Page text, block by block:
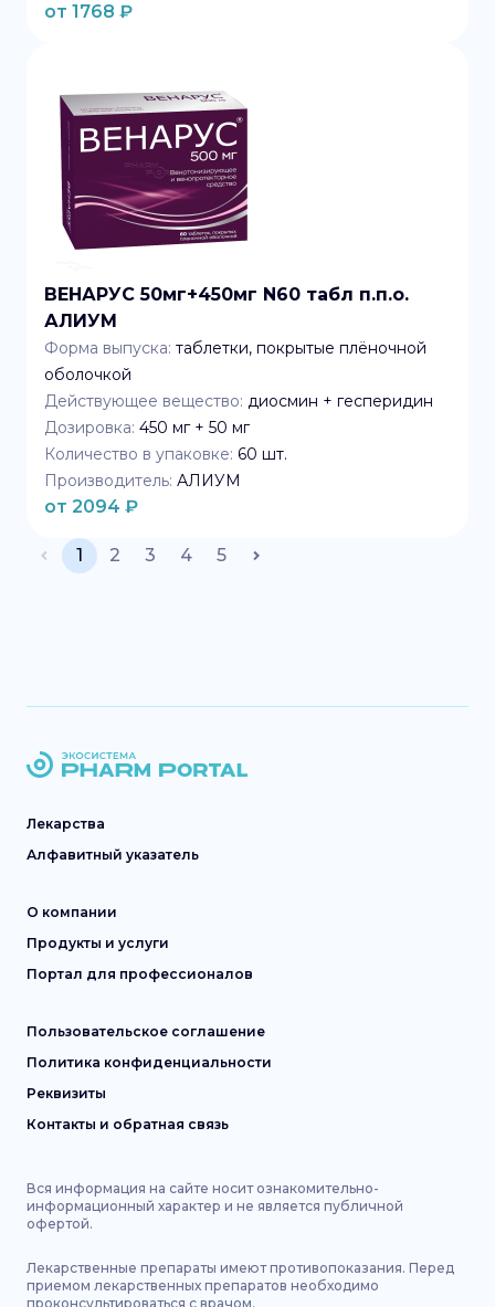
от 1768 ₽
ВЕНАРУС 50мг+450мг N60 табл п.п.о.
АЛИУМ
Форма выпуска: таблетки, покрытые плёночной
оболочкой
Действующее вещество: диосмин + гесперидин
Дозировка: 450 мг + 50 мг
Количество в упаковке: 60 шт.
Производитель: АЛИУМ
от 2094 ₽
1 2 3 4 5
Лекарства
Алфавитный указатель
О компании
Продукты и услуги
Портал для профессионалов
Пользовательское соглашение
Политика конфиденциальности
Реквизиты
Контакты и обратная связь
Вся информация на сайте носит ознакомительно-
информационный характер и не является публичной
офертой.
Лекарственные препараты имеют противопоказания. Перед
приемом лекарственных препаратов необходимо
проконсультироваться с врачом.